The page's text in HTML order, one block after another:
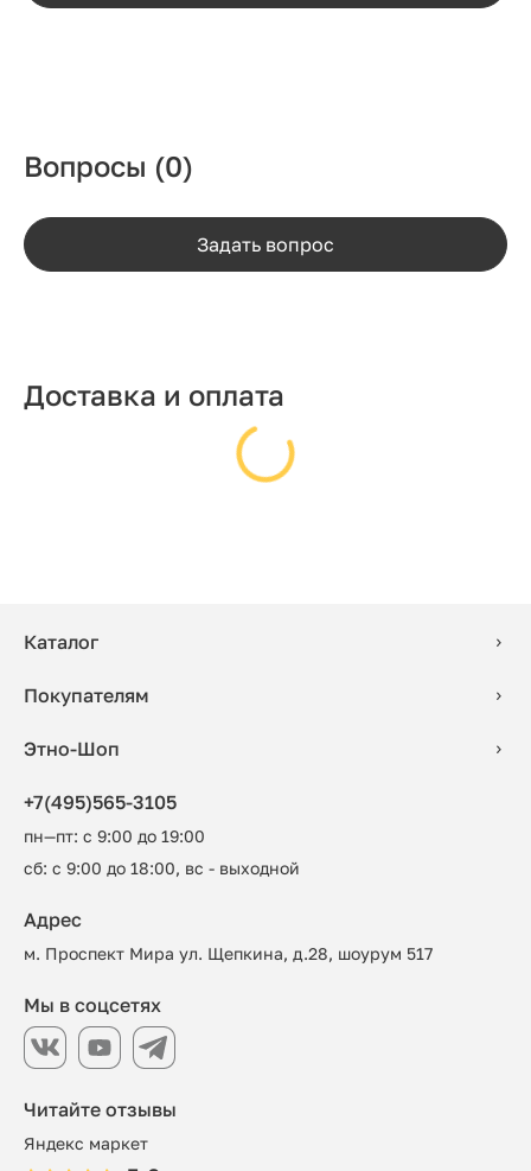
Вопросы (0)
Задать вопрос
Доставка и оплата
Каталог
Покупателям
Этно-Шоп
+7(495)565-3105
пн—пт: с 9:00 до 19:00
сб: с 9:00 до 18:00, вс - выходной
Читайте отзывы
Яндекс маркет
Адрес
м. Проспект Мира ул. Щепкина, д.28, шоурум 517
Мы в соцсетях